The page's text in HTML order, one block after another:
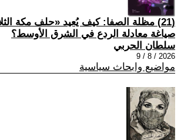
(21) مظلة الصفا: كيف يُعيد «حلف مكة
صياغة معادلة الردع في الشرق الأوسط؟
سلطان الحربي
2026 / 8 / 9
مواضيع وابحاث سياسية